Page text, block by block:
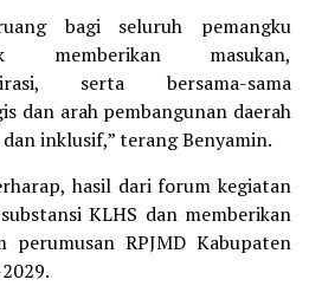
bagi seluruh pemangku
memberikan masukan,
serta bersama-sama
dan arah pembangunan daerah
inklusif,” terang Benyamin.
hasil dari forum kegiatan
KLHS dan memberikan
RPJMD Kabupaten